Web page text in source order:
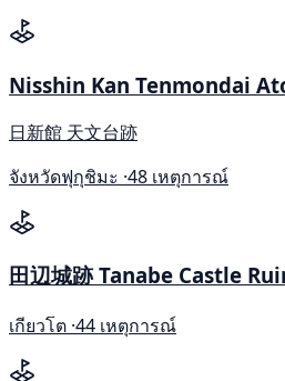
Nisshin Kan Tenmondai
日新館 天文台跡
จังหวัดฟุกุชิมะ ·48 เหตุการณ์
田辺城跡 Tanabe Castle
เกียวโต ·44 เหตุการณ์